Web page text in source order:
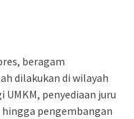
beragam
dilakukan di wilayah
penyediaan juru
pengembangan